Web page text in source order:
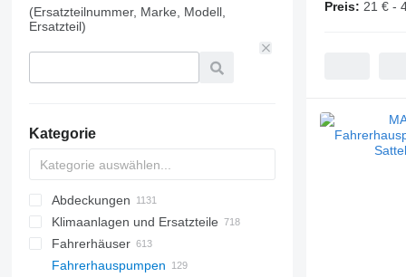
(Ersatzteilnummer, Marke, Modell,
Ersatzteil)
Kategorie
Abdeckungen
Klimaanlagen und Ersatzteile
Klimaleitungen
Klimakondensatoren
Fahrerhäuser
Fahrerhauspumpen
Preis: 21 € -